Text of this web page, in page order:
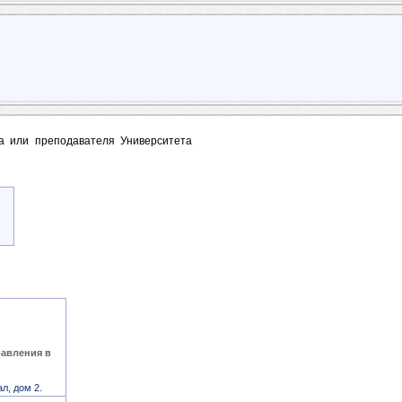
или преподавателя Университета
в
дом 2.